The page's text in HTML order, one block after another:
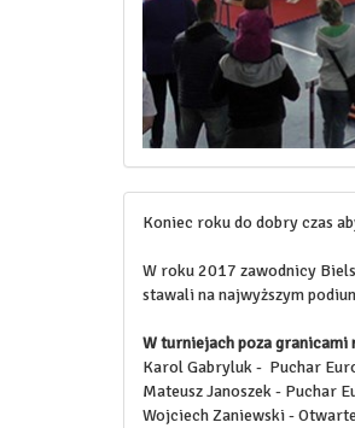
Koniec roku do dobry czas
W roku 2017 zawodnicy
stawali na najwyższym
W turniejach poza granicami
Karol Gabryluk - Puchar
Mateusz Janoszek - Puchar
Wojciech Zaniewski -